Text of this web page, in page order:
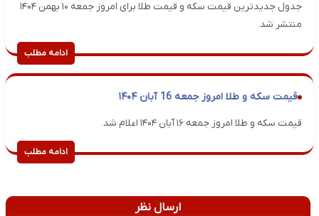
جدول جدیدترین قیمت سکه و قیمت طلا برای امروز جمعه ۱۰ بهمن ۱۴۰۴
منتشر شد.
ادامه مطلب
قیمت سکه و طلا امروز جمعه 16 آبان ۱۴۰۴
قیمت سکه و طلا امروز جمعه ۱۶ آبان ۱۴۰۴ اعلام شد.
ادامه مطلب
ارسال نظر